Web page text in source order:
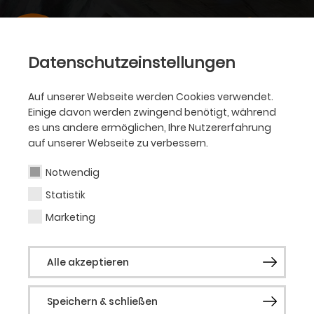
Datenschutzeinstellungen
Auf unserer Webseite werden Cookies verwendet.
Einige davon werden zwingend benötigt, während
es uns andere ermöglichen, Ihre Nutzererfahrung
auf unserer Webseite zu verbessern.
Notwendig
Statistik
Marketing
Alle akzeptieren
Speichern & schließen